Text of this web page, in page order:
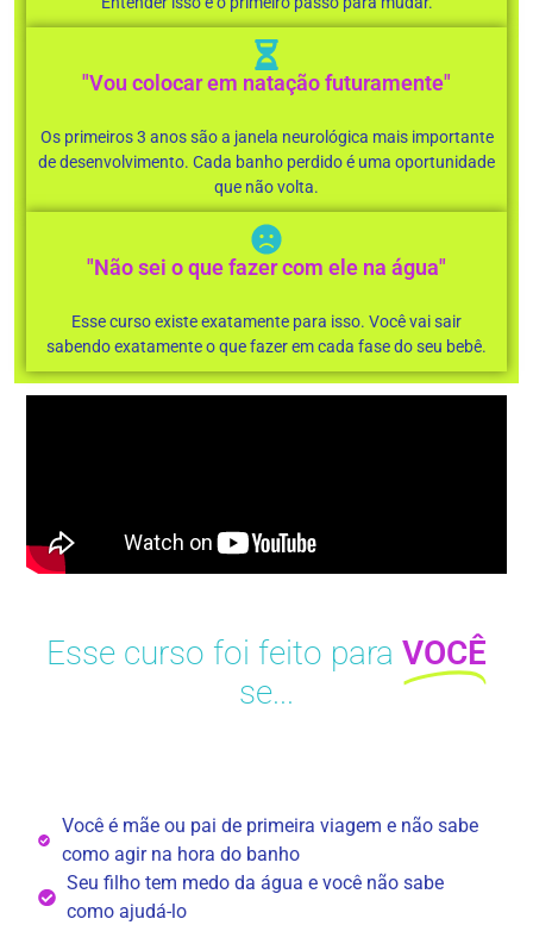
"Vou colocar em natação futuramente"
Os primeiros 3 anos são a janela neurológica mais importante
de desenvolvimento. Cada banho perdido é uma oportunidade
que não volta.
"Não sei o que fazer com ele na água"
Esse curso existe exatamente para isso. Você vai sair
sabendo exatamente o que fazer em cada fase do seu bebê.
Esse curso foi feito para VOCÊ
se...
Você é mãe ou pai de primeira viagem e não sabe
como agir na hora do banho
Seu filho tem medo da água e você não sabe
como ajudá-lo